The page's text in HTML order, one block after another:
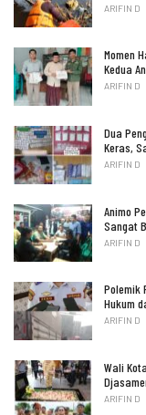
ARIFIN D
Momen
Kedua
ARIFIN D
Dua
Keras,
ARIFIN D
Animo
Sangat
ARIFIN D
Polemik
Hukum
ARIFIN D
Wali
ARIFIN D